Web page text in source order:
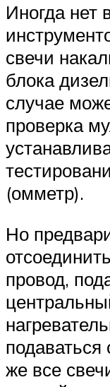
Иногда нет
свечи
блока
случае
проверка
(омметр).
Но
провод,
же все